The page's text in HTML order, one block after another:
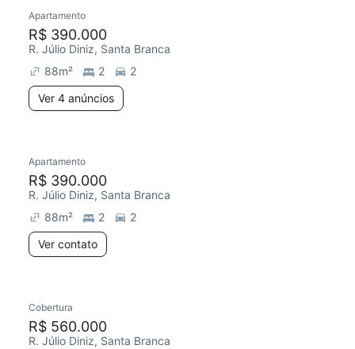
Redecorar
Apartamento
R$ 390.000
R. Júlio Diniz, Santa Branca
88m² 2
2
Ver 4 anúncios
Redecorar
Apartamento
R$ 390.000
R. Júlio Diniz, Santa Branca
88m² 2
2
Ver contato
Chegou este mês
Cobertura
R$ 560.000
R. Júlio Diniz, Santa Branca